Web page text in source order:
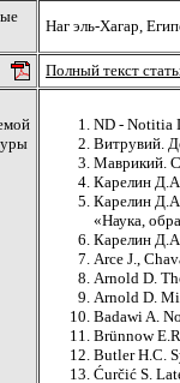
Наг эль-Хагар,
Полный текст
ND - Notitia
Витрувий.
Маврикий.
Карелин
Карелин
«Наука,
Карелин
Arce J.,
Arnold D.
Arnold D.
Badawi A.
Brünnow
Butler H.C.
Ćurčić S.